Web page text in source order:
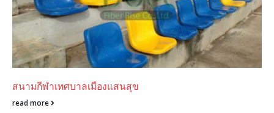
สนามกีฬาเทศบาลเมืองแสนสุข
read more